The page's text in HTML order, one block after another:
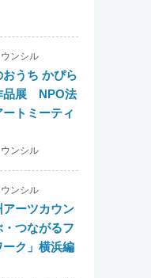
ンシル
おうち かぴら
品展 NPO法
ートミーティ
ンシル
ンシル
ーツカウン
つながるフ
ーク」横浜編